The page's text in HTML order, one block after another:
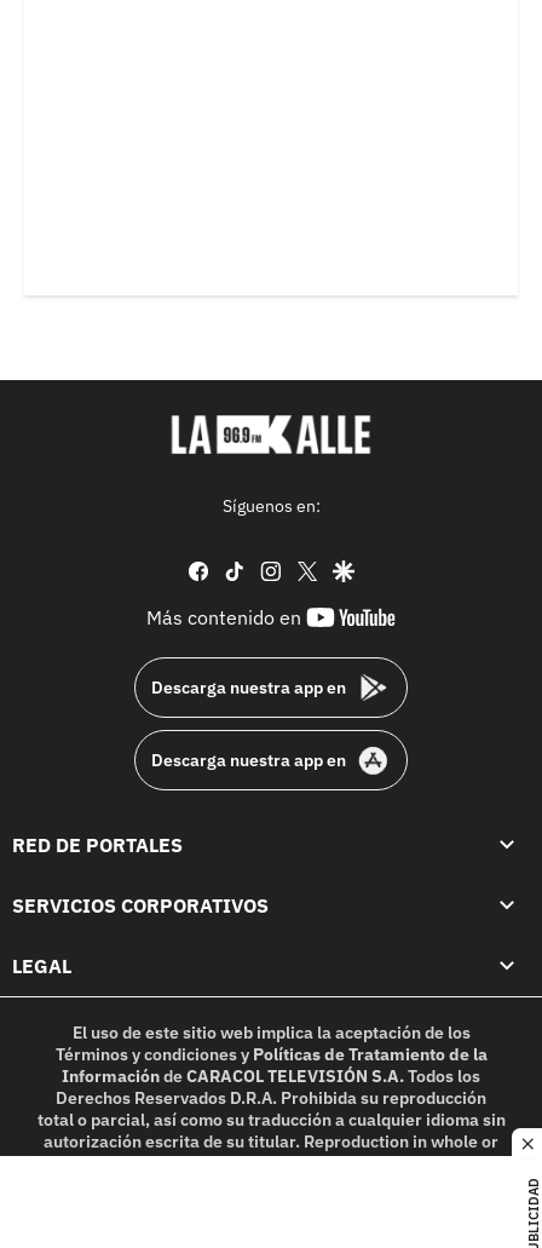
PUBLICIDAD
Síguenos en:
facebook
tiktok instagram
twittergoogle
Más contenido en
youtube-
Descarga nuestra app en
Descarga nuestra app en
RED DE PORTALES
SERVICIOS CORPORATIVOS
LEGAL
El uso de este sitio web implica la aceptación de los
Términos y condicionesy Políticas de Tratamiento de la
InformacióndeCARACOL TELEVISIÓN S.A.Todos los
Derechos Reservados D.R.A. Prohibida su reproducción
total o parcial, así como su traducción a cualquier idioma sin
autorización escrita de su titular. Reproduction in whole or
in part, or translation without written permission is